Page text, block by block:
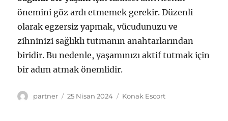
önemini göz ardı etmemek gerekir. Düzenli
olarak egzersiz yapmak, vücudunuzu ve
zihninizi sağlıklı tutmanın anahtarlarından
biridir. Bu nedenle, yaşamınızı aktif tutmak için
bir adım atmak önemlidir.
Yazar
partner
Yayın
25 Nisan 2024 Kategoriler
Konak Escort